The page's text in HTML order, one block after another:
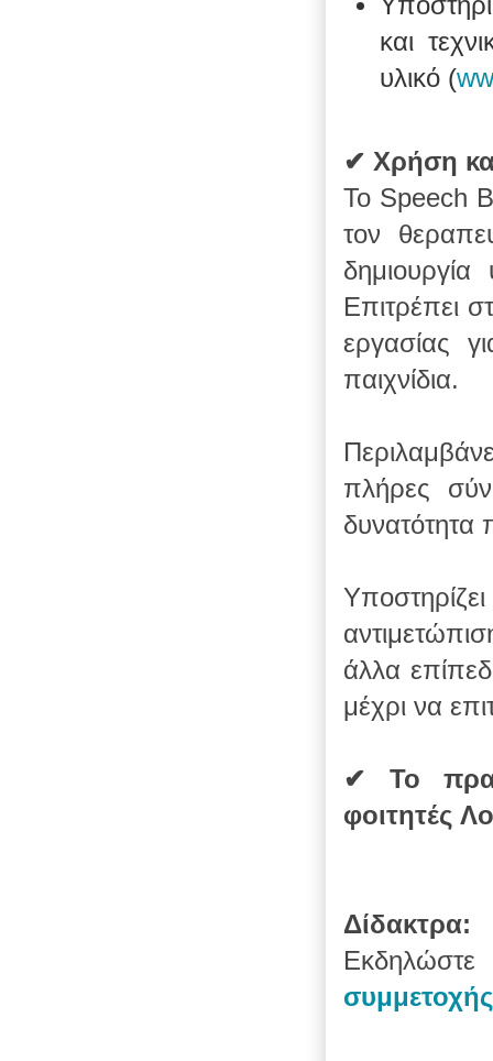
και
υλικό (
✔ Χρήση
Το Speech
τον
Επιτρέπει
εργασίας
παιχνίδια.
πλήρες
Υποστηρίζει
άλλα
μέχρι να
✔ Το
φοιτητές
Δίδακτρα:
συμμετοχής